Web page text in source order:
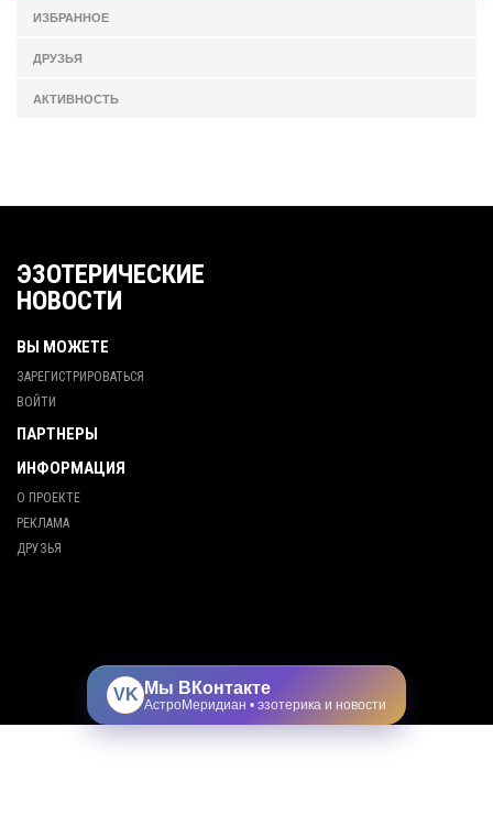
ИЗБРАННОЕ
ДРУЗЬЯ
АКТИВНОСТЬ
ЭЗОТЕРИЧЕСКИЕ
НОВОСТИ
ВЫ МОЖЕТЕ
ЗАРЕГИСТРИРОВАТЬСЯ
ВОЙТИ
ПАРТНЕРЫ
ИНФОРМАЦИЯ
О ПРОЕКТЕ
РЕКЛАМА
ДРУЗЬЯ
VK Мы ВКонтакте
АстроМеридиан • эзотерика и новости